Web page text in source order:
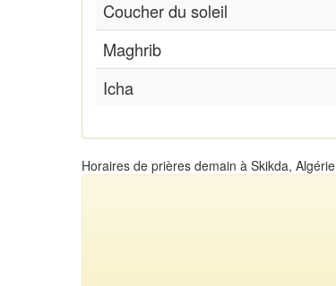
Coucher du soleil
Maghrib
Icha
Horaires de prières demain à Skikda, Algérie